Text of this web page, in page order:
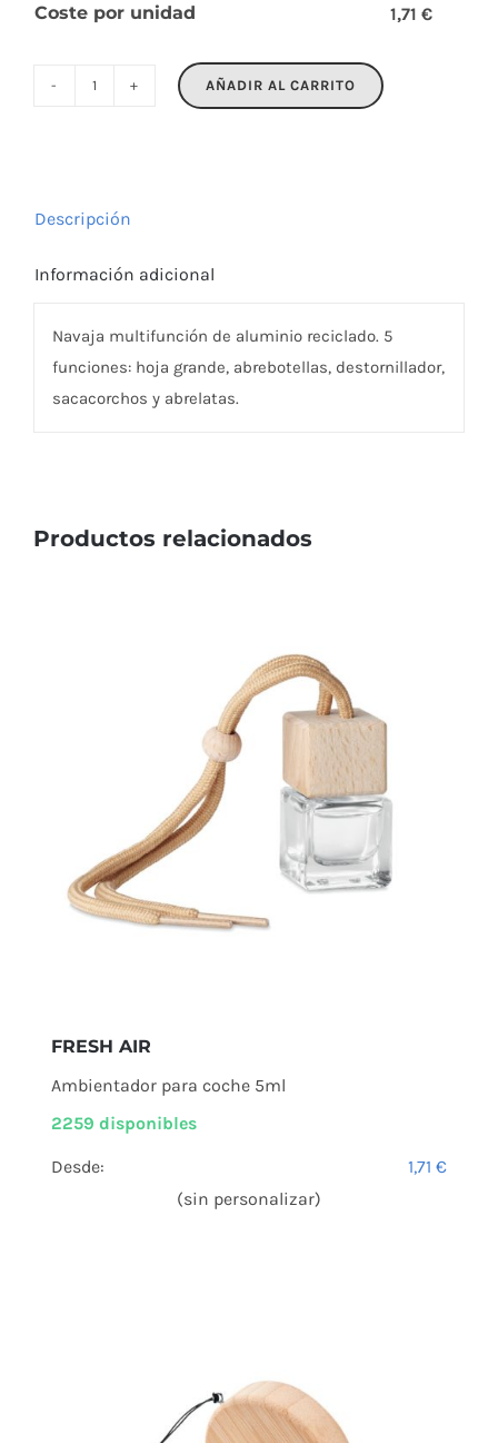
Coste por unidad
1,71 €
MULTICHILLO
AÑADIR AL CARRITO
Descripción
Información adicional
Navaja multifunción de aluminio reciclado. 5
funciones: hoja grande, abrebotellas, destornillador,
sacacorchos y abrelatas.
Productos relacionados
FRESH AIR
Ambientador para coche 5ml
2259 disponibles
Desde: 1,71€
(sin personalizar)